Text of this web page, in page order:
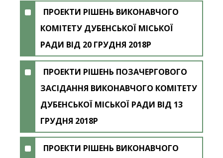
ПРОЕКТИ РІШЕНЬ ВИКОНАВЧОГО
КОМІТЕТУ ДУБЕНСЬКОЇ МІСЬКОЇ
РАДИ ВІД 20 ГРУДНЯ 2018Р
ПРОЕКТИ РІШЕНЬ ПОЗАЧЕРГОВОГО
ЗАСІДАННЯ ВИКОНАВЧОГО КОМІТЕТУ
ДУБЕНСЬКОЇ МІСЬКОЇ РАДИ ВІД 13
ГРУДНЯ 2018Р
ПРОЕКТИ РІШЕНЬ ВИКОНАВЧОГО